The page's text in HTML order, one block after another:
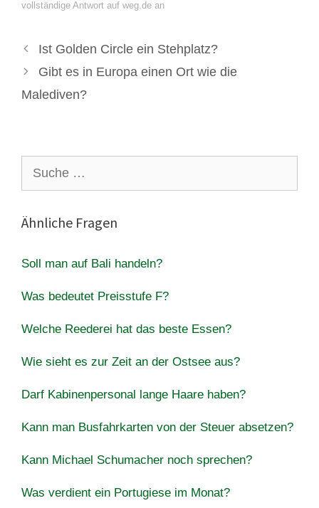
vollständige Antwort auf weg.de an
Ist Golden Circle ein Stehplatz?
Gibt es in Europa einen Ort wie die
Malediven?
nach:
Ähnliche Fragen
Soll man auf Bali handeln?
Was bedeutet Preisstufe F?
Welche Reederei hat das beste Essen?
Wie sieht es zur Zeit an der Ostsee aus?
Darf Kabinenpersonal lange Haare haben?
Kann man Busfahrkarten von der Steuer absetzen?
Kann Michael Schumacher noch sprechen?
Was verdient ein Portugiese im Monat?